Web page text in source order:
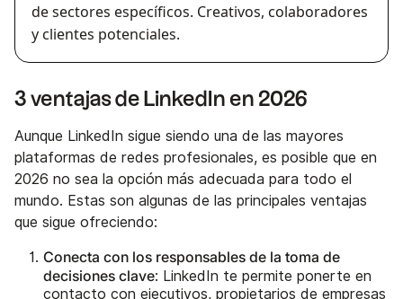
de sectores específicos. Creativos, colaboradores
y clientes potenciales.
3 ventajas de LinkedIn en 2026
Aunque LinkedIn sigue siendo una de las mayores
plataformas de redes profesionales, es posible que en
2026 no sea la opción más adecuada para todo el
mundo. Estas son algunas de las principales ventajas
que sigue ofreciendo:
Conecta con los responsables de la toma de
decisiones clave: LinkedIn te permite ponerte en
contacto con ejecutivos, propietarios de empresas